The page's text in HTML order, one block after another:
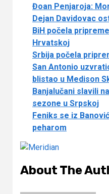
Đoan Penjaroja:
Dejan Davidovac
BiH počela
Hrvatskoj
Srbija počela
San Antonio
blistao u Medison
Banjalučani slavili
sezone u Srpskoj
Feniks se iz
peharom
About The